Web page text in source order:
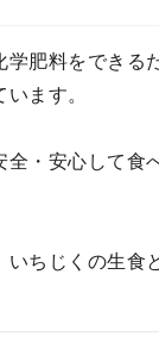
肥料をできる
ます。
・安心して食
ちじくの生食